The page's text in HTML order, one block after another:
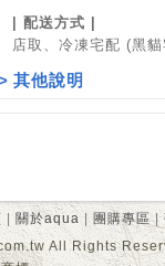
| 配送方式 |
店取、冷凍宅配 (黑
其他說明
關於aqua | 團購專區|
All Rights